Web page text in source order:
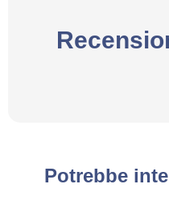
Potrebbe